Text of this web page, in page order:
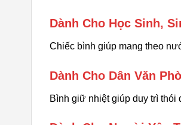
Dành Cho Học Sinh,
Chiếc bình giúp mang theo
Dành Cho Dân Văn
Bình giữ nhiệt giúp duy trì